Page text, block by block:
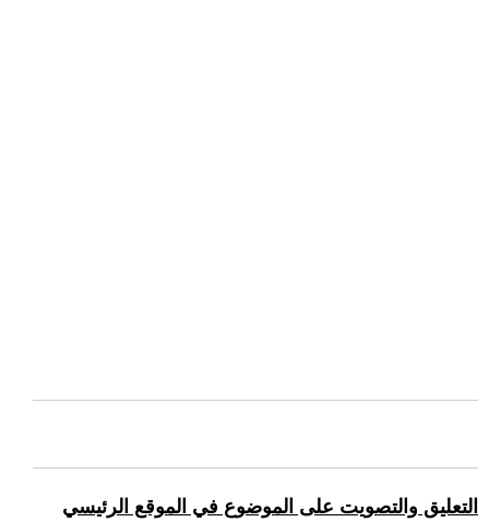
التعليق والتصويت على الموضوع في الموقع الرئيسي